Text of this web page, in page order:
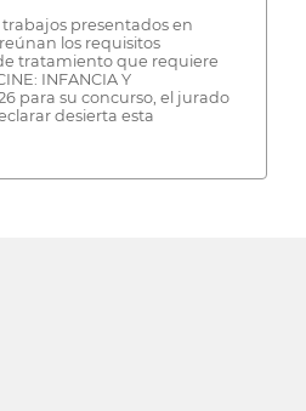
presentados en
los requisitos
tratamiento que requiere
INFANCIA Y
para su concurso, el jurado
desierta esta